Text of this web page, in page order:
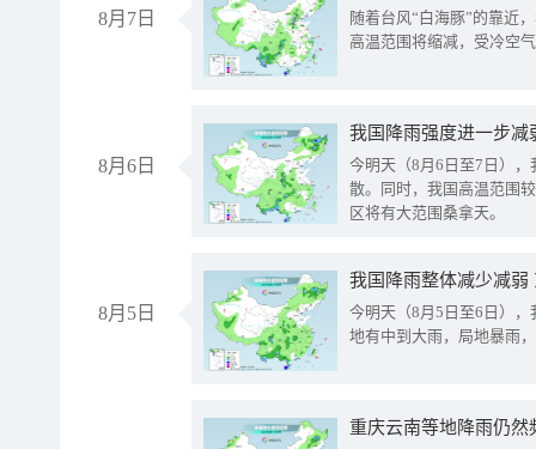
8月7日
随着台风“白海豚”的靠近
高温范围将缩减，受冷空
8月6日
今明天（8月6日至7日）
散。同时，我国高温范围
区将有大范围桑拿天。
8月5日
我国降雨整体减少减弱
今明天（8月5日至6日）
地有中到大雨，局地暴雨
重庆云南等地降雨仍然